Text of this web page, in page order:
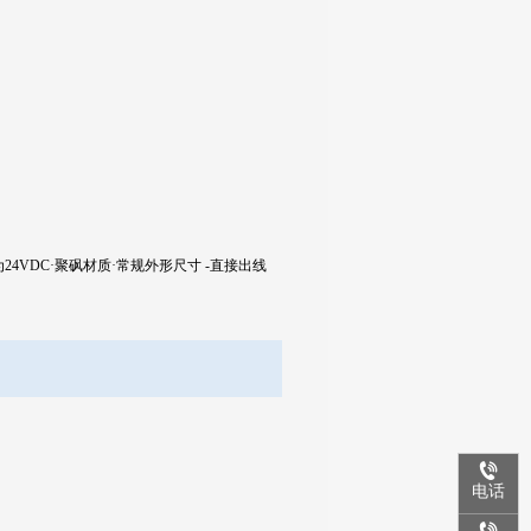
24VDC·聚砜材质·常规外形尺寸 -直接出线
电话